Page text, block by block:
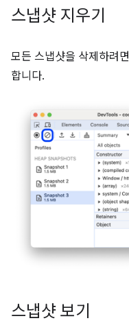
스냅샷 지우기
모든 스냅샷을 삭제하려면
합니다.
스냅샷 보기